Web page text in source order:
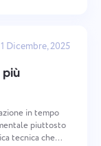
1 Dicembre, 2025
in tempo
piuttosto
tecnica che